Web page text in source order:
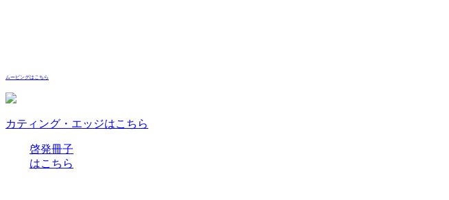
ムービングはこちら
カティング・エッジはこちら
啓発冊子
はこちら